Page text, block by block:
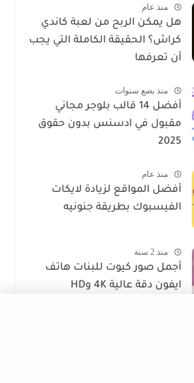
منذ عام
هل يمكن الربح من لعبة كاندي
كراش؟ الحقيقة الكاملة التي يجب
أن تعرفها
منذ بضع سنوات
أفضل 14 قالب بلوجر مجاني
مقبول في ادسنس بدون حقوق
2025
منذ عام
أفضل المواقع لزيادة لايكات
الفيسبوك بطريقة جنونيه
منذ 2 سنة
أجمل صور كيوت للبنات هاتف
ايفون دقة عالية 4K وHD